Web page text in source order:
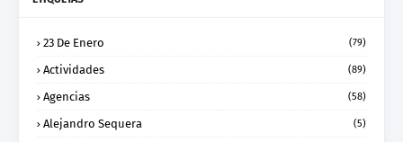
23 De Enero (79)
Actividades (89)
Agencias (58)
Alejandro Sequera (5)